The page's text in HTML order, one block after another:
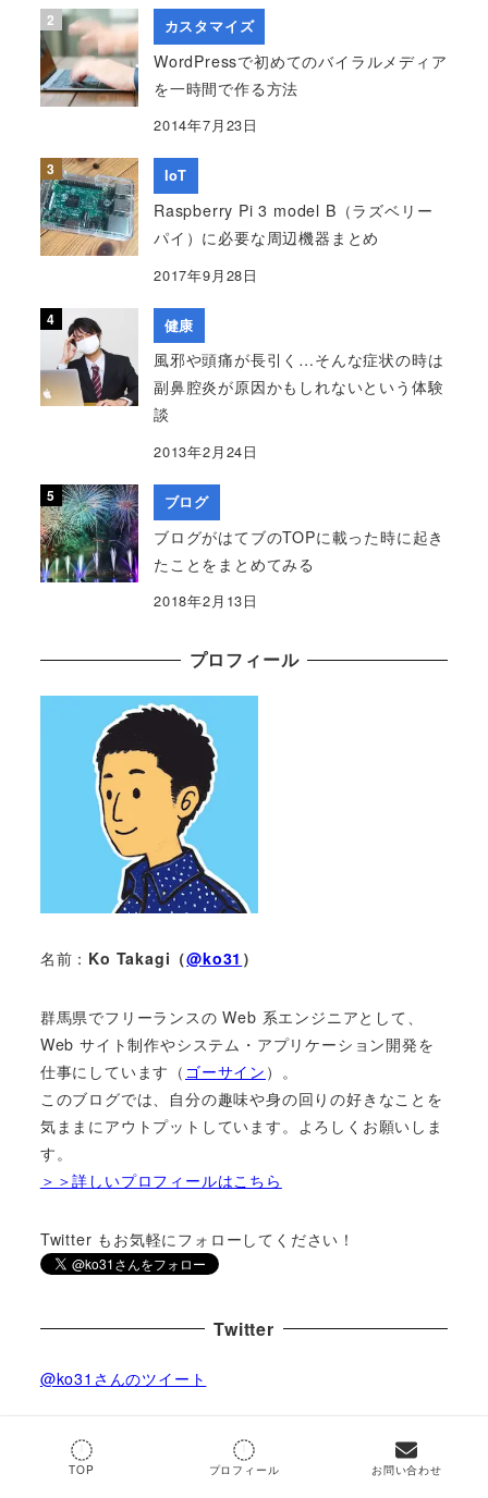
カスタマイズ
WordPressで初めてのバイラルメディア
を一時間で作る方法
2014年7月23日
IoT
Raspberry Pi 3 model B（ラズベリー
パイ）に必要な周辺機器まとめ
2017年9月28日
健康
風邪や頭痛が長引く…そんな症状の時は
副鼻腔炎が原因かもしれないという体験
談
2013年2月24日
ブログ
ブログがはてブのTOPに載った時に起き
たことをまとめてみる
2018年2月13日
プロフィール
名前： Ko Takagi（@ko31 ）
群馬県でフリーランスの Web 系エンジニアとして、
Web サイト制作やシステム・アプリケーション開発を
仕事にしています（ ゴーサイン ）。
このブログでは、自分の趣味や身の回りの好きなことを
気ままにアウトプットしています。よろしくお願いしま
す。
＞＞詳しいプロフィールはこちら
Twitter もお気軽にフォローしてください！
Twitter
@ko31さんのツイート
by @ko31
TOP プロフィール お問い合わせ